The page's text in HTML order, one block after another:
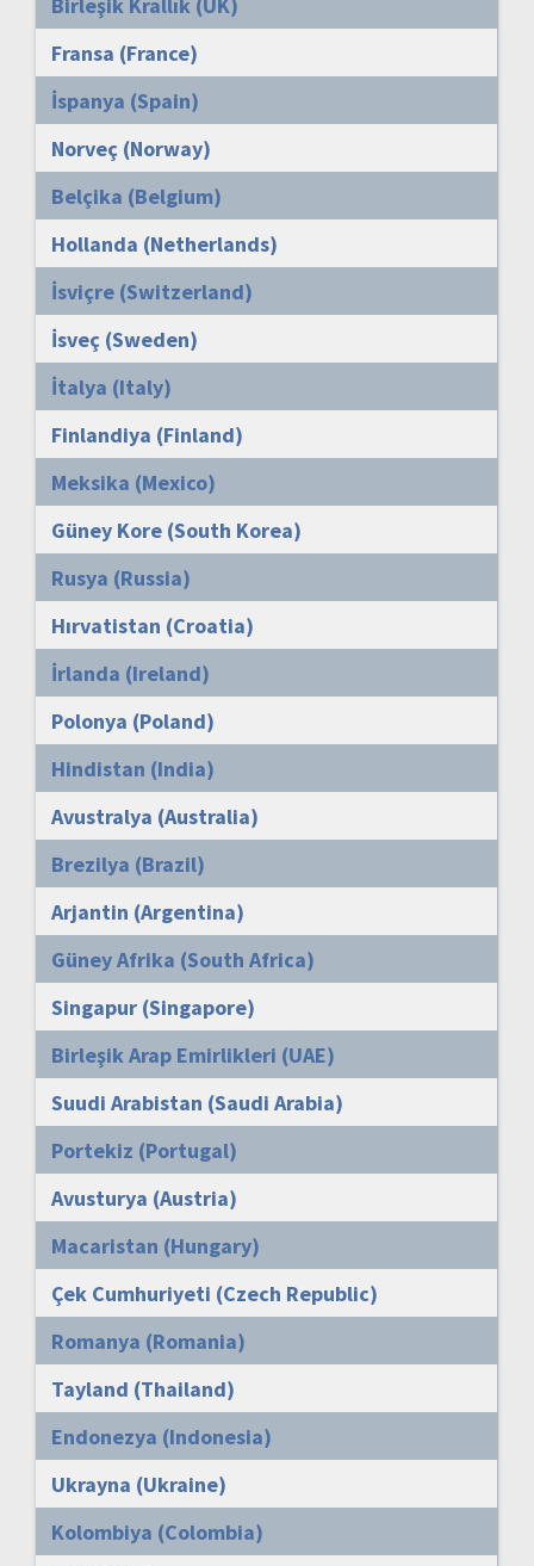
Fransa (France)
İspanya (Spain)
Norveç (Norway)
Belçika (Belgium)
Hollanda (Netherlands)
İsviçre (Switzerland)
İsveç (Sweden)
İtalya (Italy)
Finlandiya (Finland)
Meksika (Mexico)
Güney Kore (South Korea)
Rusya (Russia)
Hırvatistan (Croatia)
İrlanda (Ireland)
Polonya (Poland)
Hindistan (India)
Avustralya (Australia)
Brezilya (Brazil)
Arjantin (Argentina)
Güney Afrika (South Africa)
Singapur (Singapore)
Birleşik Arap Emirlikleri (UAE)
Suudi Arabistan (Saudi Arabia)
Portekiz (Portugal)
Avusturya (Austria)
Macaristan (Hungary)
Çek Cumhuriyeti (Czech Republic)
Romanya (Romania)
Tayland (Thailand)
Endonezya (Indonesia)
Ukrayna (Ukraine)
Kolombiya (Colombia)